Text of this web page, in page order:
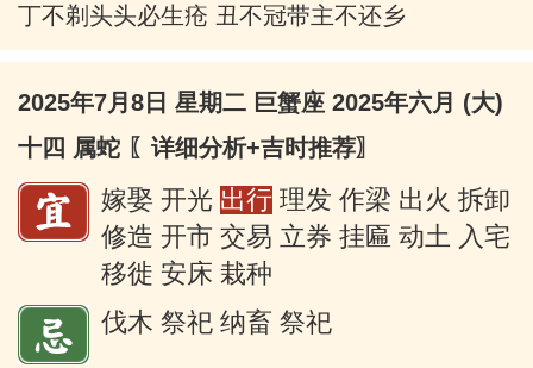
丁不剃头头必生疮 丑不冠带主不还乡
2025年7月8日 星期二 巨蟹座 2025年六月 (大)
十四 属蛇 〖详细分析+吉时推荐〗
嫁娶 开光 出行 理发 作梁 出火 拆卸
修造 开市 交易 立券 挂匾 动土 入宅
移徙 安床 栽种
伐木 祭祀 纳畜 祭祀